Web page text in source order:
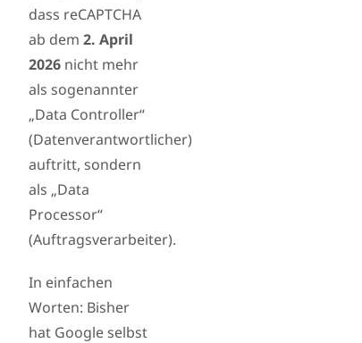
dass reCAPTCHA
ab dem 2. April
2026 nicht mehr
als sogenannter
„Data Controller“
(Datenverantwortlicher)
auftritt, sondern
als „Data
Processor“
(Auftragsverarbeiter).
In einfachen
Worten: Bisher
hat Google selbst